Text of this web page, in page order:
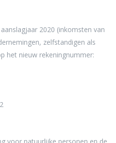
2020 (inkomsten van
zelfstandigen als
het nieuw rekeningnummer: